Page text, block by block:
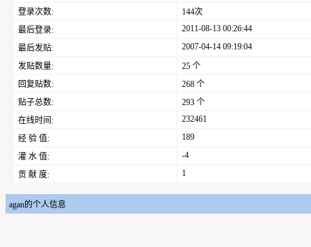
登录次数:
144次
最后登录:
2011-08-13 00:26:44
最后发贴:
2007-04-14 09:19:04
发贴数量:
25 个
回复贴数:
268 个
贴子总数:
293 个
在线时间:
232461
经 验 值:
189
灌 水 值:
-4
贡 献 度:
1
agan的个人信息